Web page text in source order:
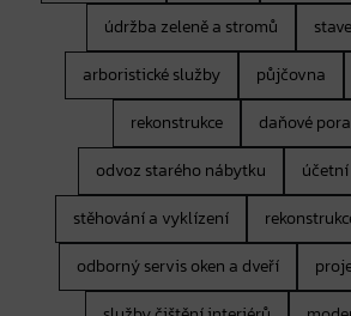
údržba zeleně a stromů
arboristické služby
půjčovna
rekonstrukce
daňové
odvoz starého nábytku
stěhování a vyklízení
odborný servis oken a dveří